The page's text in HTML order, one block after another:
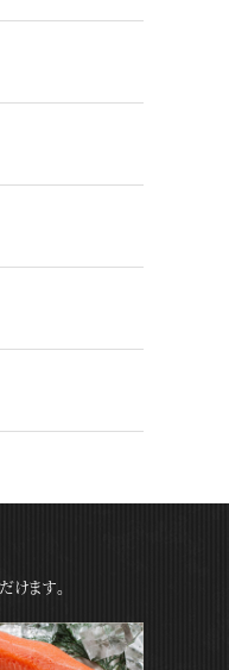
けます。